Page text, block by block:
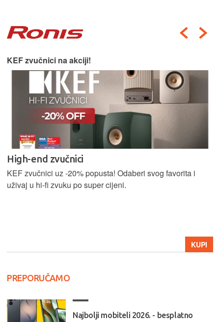
KEF zvučnici na akciji!
High-end zvučnici
KEF zvučnici uz -20% popusta! Odaberi svog favorita i
uživaj u hi-fi zvuku po super cijeni.
KUPI
PREPORUČAMO
Najbolji mobiteli 2026. - besplatno